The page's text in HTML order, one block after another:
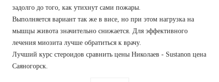
задолго до того, как утихнут сами пожары.
Выполняется вариант так же в висе, но при этом нагрузка на
мышцы живота значительно снижается. Для эффективного
лечения миозита лучше обратиться к врачу.
Лучший курс стероидов сравнить цены Николаев - Sustanon цена
Саяногорск.